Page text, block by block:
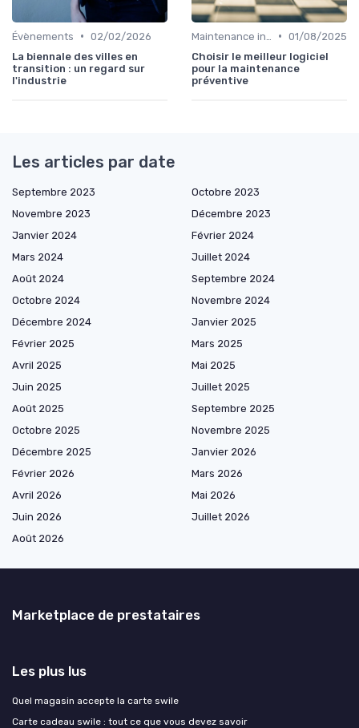
Évènements • 02/02/2026
La biennale des villes en
transition : un regard sur
l'industrie
• 01/08/2025
Choisir le meilleur logiciel
pour la maintenance
préventive
Les articles par date
Septembre 2023
Octobre 2023
Novembre 2023
Décembre 2023
Janvier 2024
Février 2024
Mars 2024
Juillet 2024
Août 2024
Septembre 2024
Octobre 2024
Novembre 2024
Décembre 2024
Janvier 2025
Février 2025
Mars 2025
Avril 2025
Mai 2025
Juin 2025
Juillet 2025
Août 2025
Septembre 2025
Octobre 2025
Novembre 2025
Décembre 2025
Janvier 2026
Février 2026
Mars 2026
Avril 2026
Mai 2026
Juin 2026
Juillet 2026
Août 2026
Marketplace de prestataires
Les plus lus
Quel magasin accepte la carte swile
Carte cadeau swile : tout ce que vous devez savoir